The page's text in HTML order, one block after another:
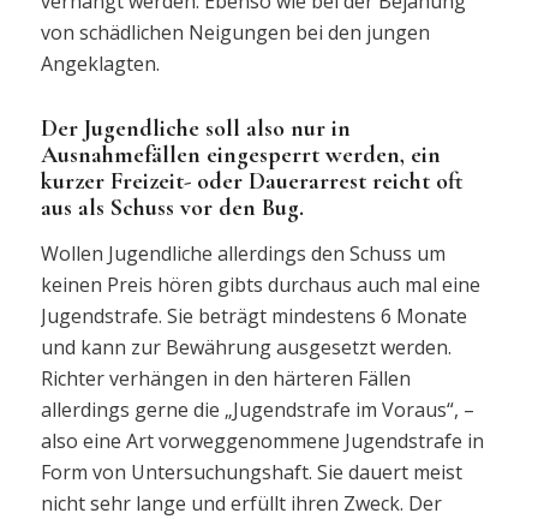
von schädlichen Neigungen bei den jungen
Angeklagten.
Der Jugendliche soll also nur in
Ausnahmefällen eingesperrt werden, ein
kurzer Freizeit- oder Dauerarrest reicht oft
aus als Schuss vor den Bug.
Wollen Jugendliche allerdings den Schuss um
keinen Preis hören gibts durchaus auch mal eine
Jugendstrafe. Sie beträgt mindestens 6 Monate
und kann zur Bewährung ausgesetzt werden.
Richter verhängen in den härteren Fällen
allerdings gerne die „Jugendstrafe im Voraus“, –
also eine Art vorweggenommene Jugendstrafe in
Form von Untersuchungshaft. Sie dauert meist
nicht sehr lange und erfüllt ihren Zweck. Der